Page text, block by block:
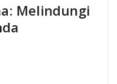
Melindungi